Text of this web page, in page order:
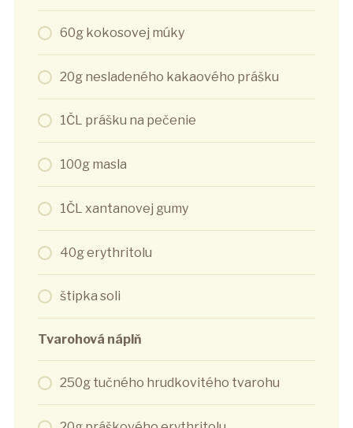
60g kokosovej múky
20g nesladeného kakaového prášku
1ČL prášku na pečenie
100g masla
1ČL xantanovej gumy
40g erythritolu
štipka soli
Tvarohová náplň
250g tučného hrudkovitého tvarohu